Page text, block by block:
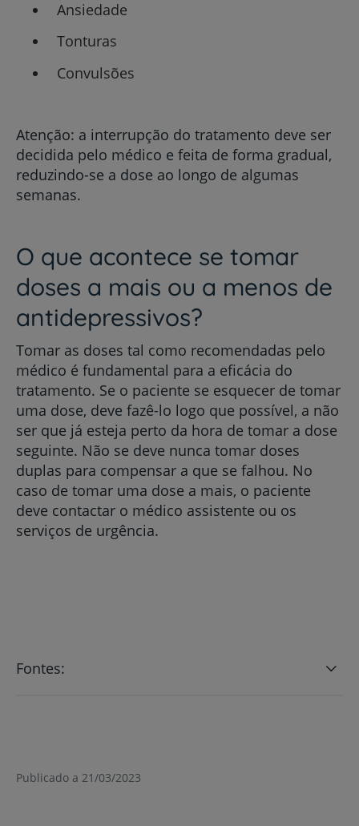
Ansiedade
Tonturas
Convulsões
Atenção: a interrupção do tratamento deve ser
decidida pelo médico e feita de forma gradual,
reduzindo-se a dose ao longo de algumas
semanas.
O que acontece se tomar
doses a mais ou a menos de
antidepressivos?
Tomar as doses tal como recomendadas pelo
médico é fundamental para a eficácia do
tratamento. Se o paciente se esquecer de tomar
uma dose, deve fazê-lo logo que possível, a não
ser que já esteja perto da hora de tomar a dose
seguinte. Não se deve nunca tomar doses
duplas para compensar a que se falhou. No
caso de tomar uma dose a mais, o paciente
deve contactar o médico assistente ou os
serviços de urgência.
Fontes:
Publicado a 21/03/2023